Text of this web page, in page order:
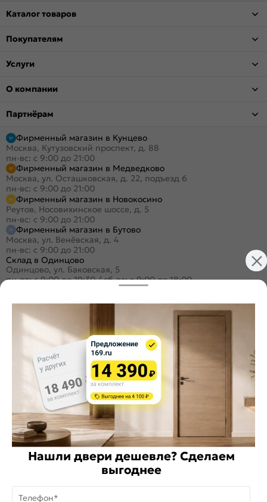
Каталог товаров
Покупателям
Услуги
О компании
Партнёрам
Фирменный магазин в Кунцево
Москва, Кутузовский проспект, д. 88
пн-вс: с 9:00 до 21:00
Фирменный магазин в Медведково
Москва, ул. Осташковская, д. 22, подъезд 6
пн-вс: с 9:00 до 21:00
Фирменный магазин в Новокосино
Реутов, Носовихинское шоссе, д. 5
пн-вс: с 9:00 до 21:00
Фирменный магазин в Бутово
Москва, ул. Венёвская, д. 4
пн-вс: с 9:00 до 21:00
Склад в Одинцово
Одинцово, ул. Баковская, 5
пн-пт: с 9:00 до 19:30/сб-вс: с 9:00 до 18:00
+7 (495) 984-16-99
Заказать звонок
Стать дилером
Расскажите о нас
Поделиться
Оцените магазин
ИКС 1340
© 2010—2026 Склад Дверей 169.RU
Нашли двери дешевле? Сделаем
выгоднее
Телефон*